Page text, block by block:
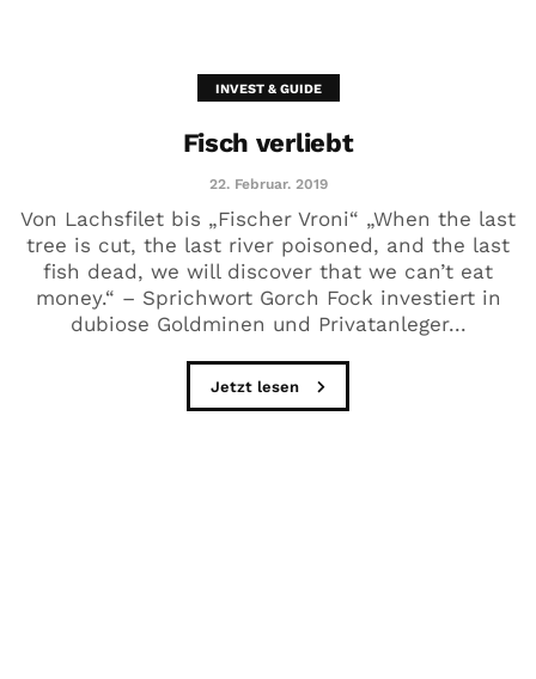
INVEST & GUIDE
Fisch verliebt
22. Februar. 2019
Von Lachsfilet bis „Fischer Vroni“ „When the last
tree is cut, the last river poisoned, and the last
fish dead, we will discover that we can’t eat
money.“ – Sprichwort Gorch Fock investiert in
dubiose Goldminen und Privatanleger...
Jetzt lesen